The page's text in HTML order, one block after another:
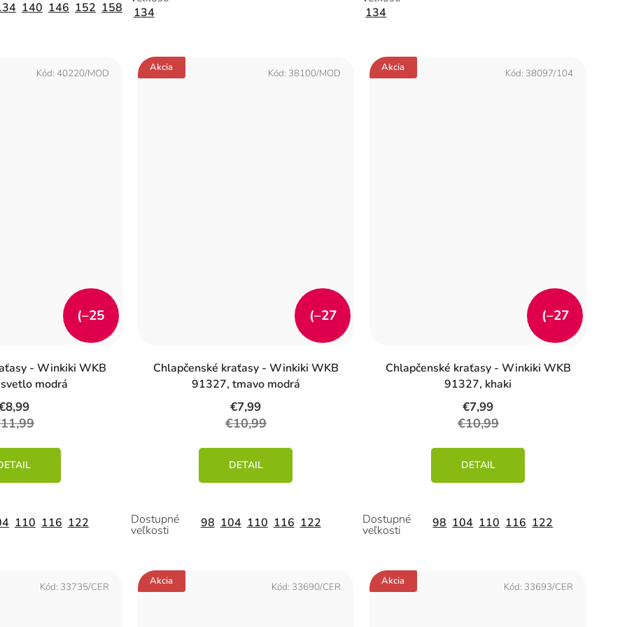
140 146 152 158 134 134
- Winkiki WKB
modrá
(–25
%)
110 116 122
Kód: 40220/MOD Akcia
Chlapčenské kraťasy - Winkiki WKB
91327, tmavo modrá
€7,99
€10,99
(–27
%)
DETAIL
98 104 110 116 122
Kód: 38100/MOD Akcia
Chlapčenské kraťasy - Winkiki WKB
91327, khaki
€7,99
€10,99
(–27
%)
DETAIL
98 104 110 116 122
Kód: 38097/104
Kód: 33735/CER Akcia Kód: 33690/CER Akcia Kód: 33693/CER